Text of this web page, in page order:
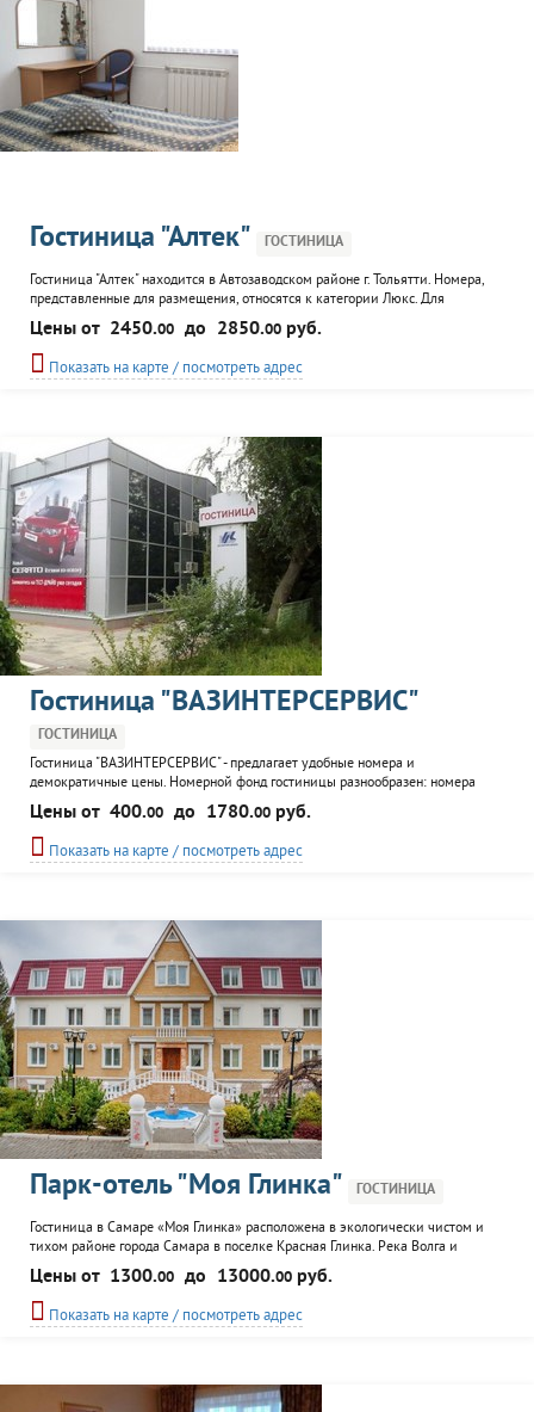
Гостиница "Алтек" ГОСТИНИЦА
Гостиница "Алтек" находится в Автозаводском районе г. Тольятти. Номера,
представленные для размещения, относятся к категории Люкс. Для
клиентов гостиицы предоставляются теннисный корт, оздоровительно-
спортивный комплекс, прокат спортивного инвентаря. Так же гости могут
посетить кафе и воспользоваться экскурсионным сопровождением.
Цены от 2450.00 до 2850.00 руб.
Показать на карте / посмотреть адрес
Гостиница "ВАЗИНТЕРСЕРВИС"
ГОСТИНИЦА
Гостиница "ВАЗИНТЕРСЕРВИС" - предлагает удобные номера и
демократичные цены. Номерной фонд гостиницы разнообразен: номера
повышенной комфортности, люкс, номера без удобств. К услугам
постояльцев: банкетный зал, бильярд, кафе-бар, бизнес-центр.
Цены от 400.00 до 1780.00 руб.
Показать на карте / посмотреть адрес
Парк-отель "Моя Глинка" ГОСТИНИЦА
Гостиница в Самаре «Моя Глинка» расположена в экологически чистом и
тихом районе города Самара в поселке Красная Глинка. Река Волга и
горнолыжные спуски находятся в пешей доступности от гостиницы. Из окон
гостиницы открывается великолепный вид на Жигулевские горы. Тишина и
чистый воздух, в сочетании с комфортабельными номерами, потрясающей
кухней ресторана «Олли» и...
Цены от 1300.00 до 13000.00 руб.
Показать на карте / посмотреть адрес